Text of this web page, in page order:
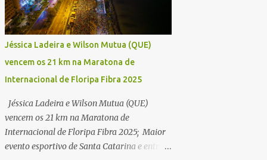
Jéssica Ladeira e Wilson Mutua (QUE)
vencem os 21 km na Maratona de
Internacional de Floripa Fibra 2025
Jéssica Ladeira e Wilson Mutua (QUE)
vencem os 21 km na Maratona de
Internacional de Floripa Fibra 2025; Maior
evento esportivo de Santa Catarina e entre